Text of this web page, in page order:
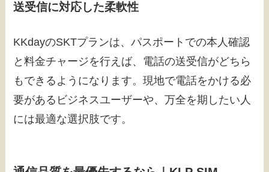
送受信に対応した柔軟性
KKdayのSKTプランは、パスポートでの本人確認
と料金チャージを行えば、電話の送受信がどちら
もできるようになります。現地で電話をかける必
要があるビジネスユーザーや、万全を期したい人
には最適な選択肢です。